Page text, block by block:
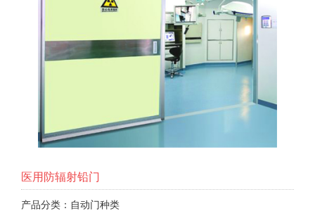
医用防辐射铅门
产品分类：自动门种类